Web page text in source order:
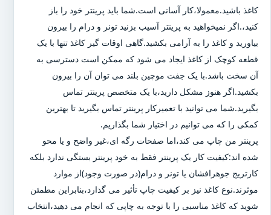
کاغذ باشید.معمولا،کار آسانی است.شما باید پرینتر خود را باز
کنید،.اگر نمیخواهید به پرینتر آسیب بزنید تونر و درام را بیرون
بیاورید و کاغذ را به آرامی بکشید.گاهی اوقات گیر کاغذ تنها با یک
قطعه کوچک از کاغذ ایجاد می شود که ممکن است دسترسی به
آن سخت باشد.با یک جفت موچین بلند می توان آن را بیرون
بکشید.اگر هنوز مشکل دارید،با یک متخصص پرینتر تماس
بگیرید.شما می توانید با تعمیرکار پرینتر تماس بگیرید تا بهترین
کمکی را که می توانیم در اختیار شما بگذاریم.
پرینتر من چاپ می کند،اما صفحات رگه ای،غیر واضح و یا محو
شده اند:کیفیت کار یک پرینتر فقط به خود پرینتر بستگی ندارد بلکه
کارتریج جوهرافشان یا تونر و درام(در صورت وجود)از موارد
موثرند.نوع کاغذ نیز بر کیفیت چاپ تأثیر می گذارد،بنابراین مطمئن
شوید که کاغذ مناسبی را با توجه به چاپی که انجام می دهید،انتخاب